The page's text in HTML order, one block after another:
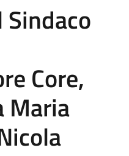
Core,
Maria